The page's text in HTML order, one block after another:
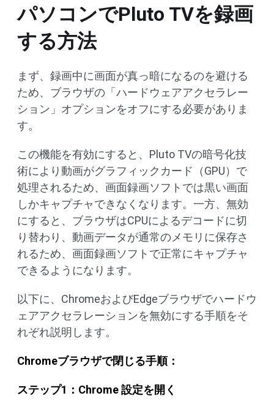
パソコンでPluto TVを録画
する方法
まず、録画中に画面が真っ暗になるのを避ける
ため、ブラウザの「ハードウェアアクセラレー
ション」オプションをオフにする必要がありま
す。
この機能を有効にすると、Pluto TVの暗号化技
術により動画がグラフィックカード（GPU）で
処理されるため、画面録画ソフトでは黒い画面
しかキャプチャできなくなります。一方、無効
にすると、ブラウザはCPUによるデコードに切
り替わり、動画データが通常のメモリに保存さ
れるため、画面録画ソフトで正常にキャプチャ
できるようになります。
以下に、ChromeおよびEdgeブラウザでハードウ
ェアアクセラレーションを無効にする手順をそ
れぞれ説明します。
Chromeブラウザで閉じる手順：
ステップ1：Chrome 設定を開く